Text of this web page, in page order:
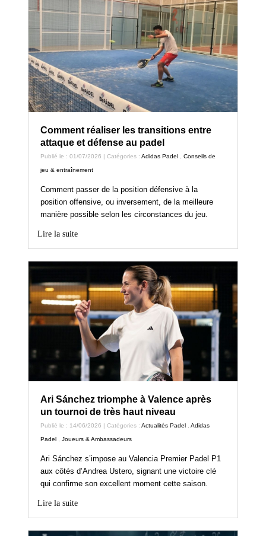
Comment réaliser les transitions entre
attaque et défense au padel
Publié le : 01/07/2026 | Catégories :Adidas Padel ,Conseils de
jeu & entraînement
Comment passer de la position défensive à la
position offensive, ou inversement, de la meilleure
manière possible selon les circonstances du jeu.
Lire la suite
Ari Sánchez triomphe à Valence après
un tournoi de très haut niveau
Publié le : 14/06/2026 | Catégories :Actualités Padel ,Adidas
Padel ,Joueurs & Ambassadeurs
Ari Sánchez s’impose au Valencia Premier Padel P1
aux côtés d’Andrea Ustero, signant une victoire clé
qui confirme son excellent moment cette saison.
Lire la suite